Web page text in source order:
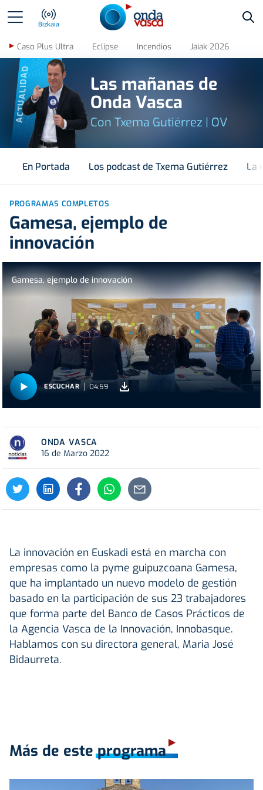
Bizkaia
Caso Plus Ultra Eclipse Incendios Jaiak 2026
ACTUALIDAD
Las mañanas de
Onda Vasca
Con Txema Gutiérrez | OV
En Portada Los podcast de Txema Gutiérrez La
PROGRAMAS COMPLETOS
Gamesa, ejemplo de
innovación
Gamesa, ejemplo de innovación
ESCUCHAR 04:59
ONDA VASCA
16 de Marzo 2022
La innovación en Euskadi está en marcha con
empresas como la pyme guipuzcoana Gamesa,
que ha implantado un nuevo modelo de gestión
basado en la participación de sus 23 trabajadores
que forma parte del Banco de Casos Prácticos de
la Agencia Vasca de la Innovación, Innobasque.
Hablamos con su directora general, Maria José
Bidaurreta.
Más de este programa